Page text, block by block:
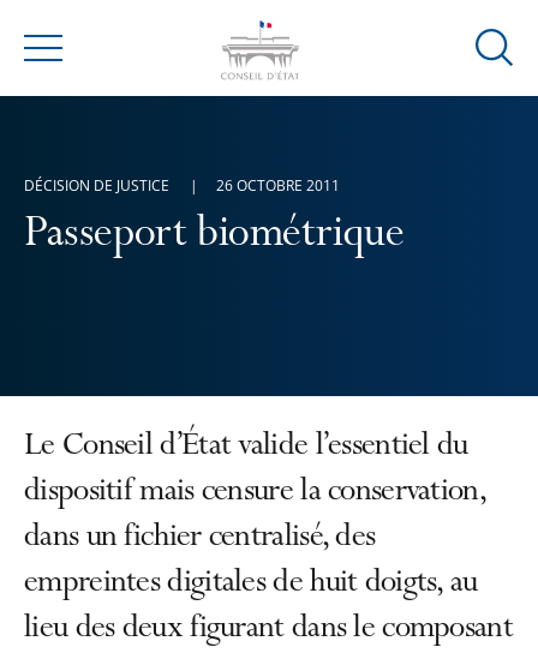
Menu
Ouvrir
Passeport biométrique
DÉCISION DE JUSTICE 26 OCTOBRE 2011
Le Conseil d’État valide l’essentiel du
dispositif mais censure la conservation,
dans un fichier centralisé, des
empreintes digitales de huit doigts, au
lieu des deux figurant dans le composant